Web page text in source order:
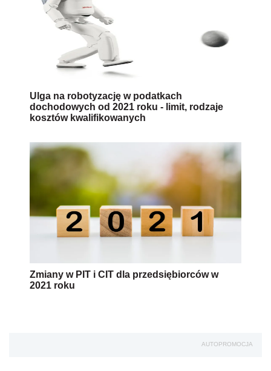
Ulga na robotyzację w podatkach
dochodowych od 2021 roku - limit, rodzaje
kosztów kwalifikowanych
Zmiany w PIT i CIT dla przedsiębiorców w
2021 roku
AUTOPROMOCJA